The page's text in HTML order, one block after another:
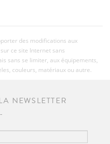
des modifications aux
ce site Internet sans
sans se limiter, aux équipements,
couleurs, matériaux ou autre.
NEWSLETTER